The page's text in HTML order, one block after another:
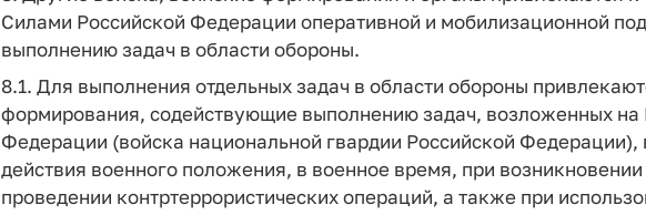
Силами Российской Федерации оперативной и мобилизационной
выполнению задач в области обороны.
8.1. Для выполнения отдельных задач в области обороны
формирования, содействующие выполнению задач, возложенных
Федерации (войска национальной гвардии Российской
действия военного положения, в военное время, при
проведении контртеррористических операций, а также при